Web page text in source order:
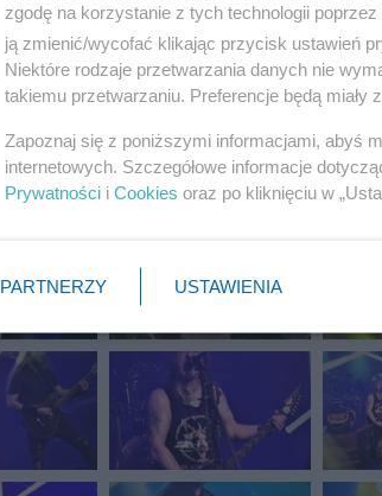
zgodę na korzystanie z tych technologii
ją zmienić/wycofać klikając przycisk ustawień
Niektóre rodzaje przetwarzania danych nie
takiemu przetwarzaniu. Preferencje będą miały
Zapoznaj się z poniższymi informacjami, abyś
internetowych. Szczegółowe informacje
Prywatności i Cookies oraz po kliknięciu w
PARTNERZY USTAWIENIA